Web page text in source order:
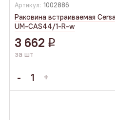
Артикул: 1002886
Раковина встраиваемая
UM-CAS44/1-R-w
3 662 q
за шт